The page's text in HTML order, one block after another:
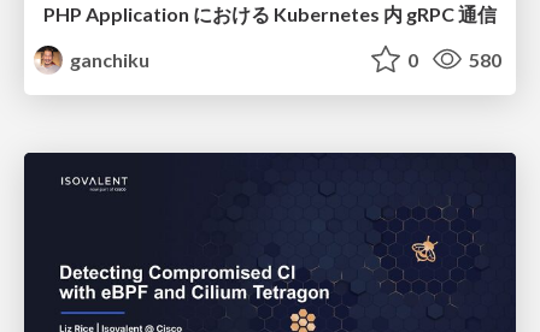
PHP Application における Kubernetes 内 gRPC 通信
ganchiku
0 580